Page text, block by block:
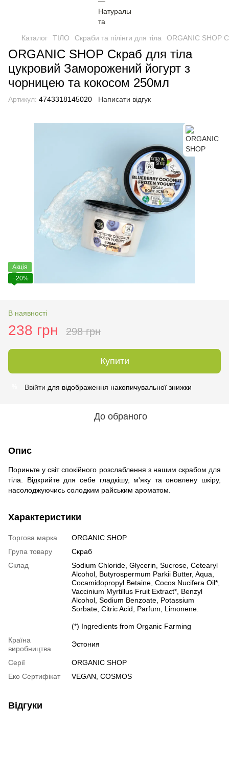
Каталог ТІЛО Скраби та пілінги для тіла ORGANIC SHOP
ORGANIC SHOP Скраб для тіла
цукровий Заморожений йогурт з
чорницею та кокосом 250мл
Артикул: 4743318145020 Написати відгук
Акція
−20%
В наявності
238 грн 298 грн
Купити
Ввійти для відображення накопичувальної знижки
До обраного
Опис
Пориньте у світ спокійного розслаблення з нашим скрабом для
тіла. Відкрийте для себе гладкішу, м'яку та оновлену шкіру,
насолоджуючись солодким райським ароматом.
Характеристики
Торгова марка
ORGANIC SHOP
Група товару
Скраб
Склад
Sodium Chloride, Glycerin, Sucrose, Cetearyl
Alcohol, Butyrospermum Parkii Butter, Aqua,
Cocamidopropyl Betaine, Cocos Nucifera Oil*,
Vaccinium Myrtillus Fruit Extract*, Benzyl
Alcohol, Sodium Benzoate, Potassium
Sorbate, Citric Acid, Parfum, Limonene.
(*) Ingredients from Organic Farming
Країна
виробництва
Эстония
Серії
ORGANIC SHOP
Еко Сертифікат
VEGAN, COSMOS
Відгуки